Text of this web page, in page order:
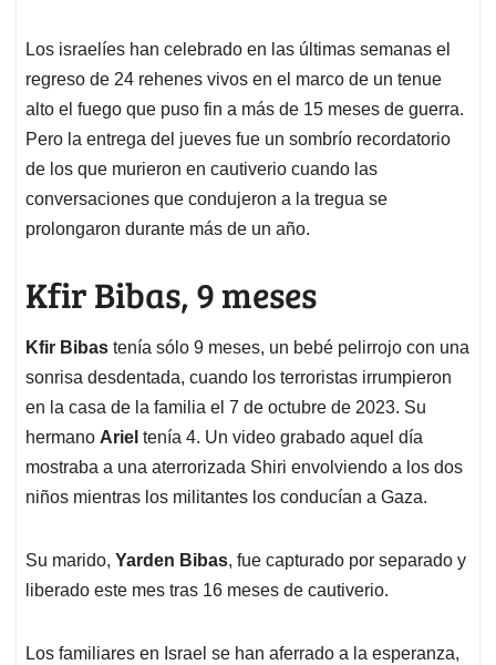
Los israelíes han celebrado en las últimas semanas el
regreso de 24 rehenes vivos en el marco de un tenue
alto el fuego que puso fin a más de 15 meses de guerra.
Pero la entrega del jueves fue un sombrío recordatorio
de los que murieron en cautiverio cuando las
conversaciones que condujeron a la tregua se
prolongaron durante más de un año.
Kfir Bibas, 9 meses
Kfir Bibas tenía sólo 9 meses, un bebé pelirrojo con una
sonrisa desdentada, cuando los terroristas irrumpieron
en la casa de la familia el 7 de octubre de 2023. Su
hermano Ariel tenía 4. Un video grabado aquel día
mostraba a una aterrorizada Shiri envolviendo a los dos
niños mientras los militantes los conducían a Gaza.
Su marido, Yarden Bibas, fue capturado por separado y
liberado este mes tras 16 meses de cautiverio.
Los familiares en Israel se han aferrado a la esperanza,